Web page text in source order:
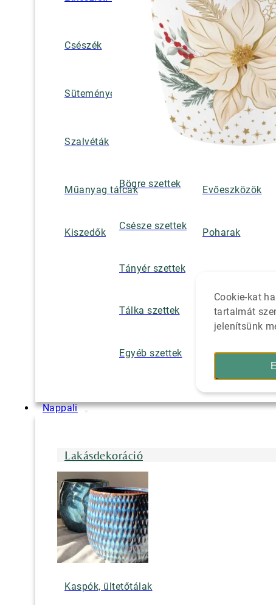
Csészék
Teáskannák,
tejkiöntők,
Süteményes és tortatálak Pohár /
Szalvéták
Szalvétatartók,
borsszórók
Műanyag tálcák Evőeszközök
Kiszedők Poharak
Bögre szettek
Csésze szettek
Tányér szettek
Tálka szettek
Egyéb szettek
Nappali
Lakásdekoráció
Kaspók, ültetőtálak
Cookie-kat
tartalmát
jelenítsünk